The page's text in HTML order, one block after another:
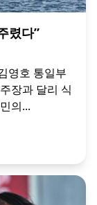
렸다”
영호 통일부
장과 달리 식
의...